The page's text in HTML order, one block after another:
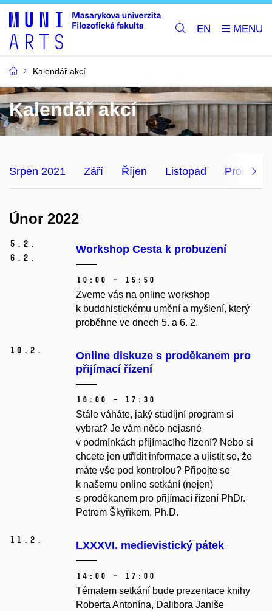
EN
Kalendář akcí
Kalendář akcí
Srpen 2021 Září Říjen Listopad Prosinec
Únor 2022
5. 2.
6. 2.
Workshop Cesta k probuzení
10:00 – 15:50
Zveme vás na online workshop
k buddhistickému umění a myšlení, který
proběhne ve dnech 5. a 6. 2.
10. 2.
Online diskuze s proděkanem pro
přijímací řízení
16:00 – 17:30
Stále váháte, jaký studijní program si
vybrat? Je vám něco nejasné
v podmínkách přijímacího řízení? Nebo si
chcete jen utřídit informace a ujistit se, že
máte vše pod kontrolou? Připojte se
k našemu online setkání (nejen)
s proděkanem pro přijímací řízení PhDr.
Petrem Škyříkem, Ph.D.
11. 2. LXXXVI. medievistický pátek
14:00 – 17:00
Tématem setkání bude prezentace knihy
Roberta Antonína, Dalibora Janiše